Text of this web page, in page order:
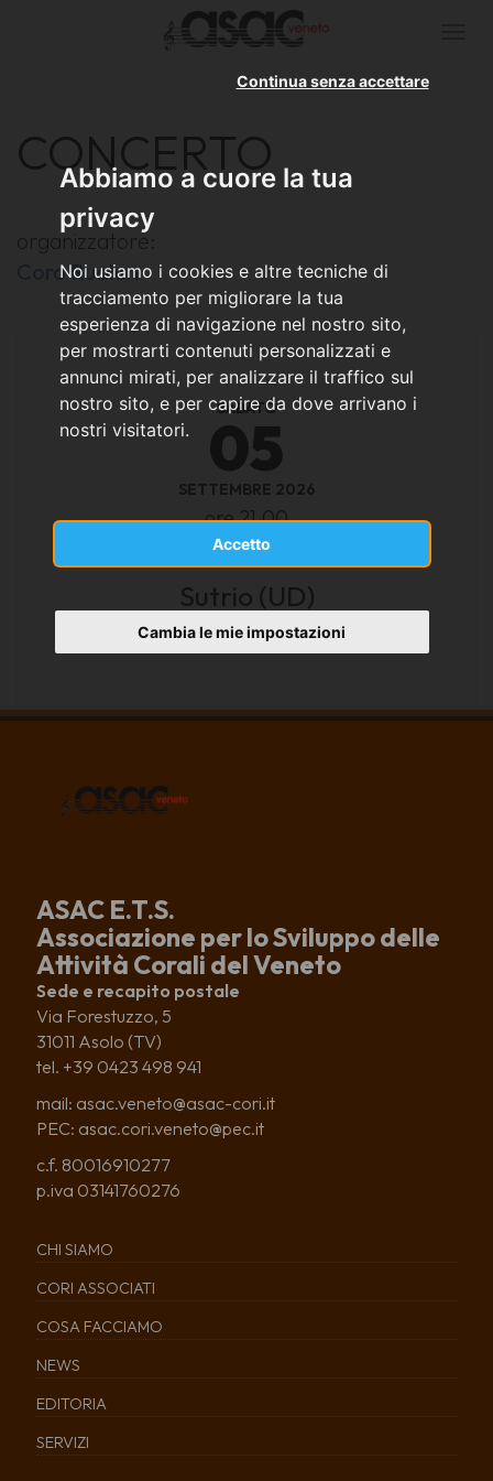
Abbiamo a cuore la tua
privacy
Noi usiamo i cookies e altre tecniche di
tracciamento per migliorare la tua
esperienza di navigazione nel nostro sito,
per mostrarti contenuti personalizzati e
annunci mirati, per analizzare il traffico sul
nostro sito, e per capire da dove arrivano i
nostri visitatori.
Accetto
Continua senza accettare
Cambia le mie impostazioni
CONCERTO
organizzatore:
Coro Rualan
SABATO
05
SETTEMBRE 2026
ore 21.00
Sutrio (UD)
.
ASAC E.T.S.
Associazione per lo Sviluppo delle
Attività Corali del Veneto
Sede e recapito postale
Via Forestuzzo, 5
31011 Asolo (TV)
tel. +39 0423 498 941
mail: asac.veneto@asac-cori.it
PEC: asac.cori.veneto@pec.it
c.f. 80016910277
p.iva 03141760276
CHI SIAMO
CORI ASSOCIATI
COSA FACCIAMO
NEWS
EDITORIA
SERVIZI